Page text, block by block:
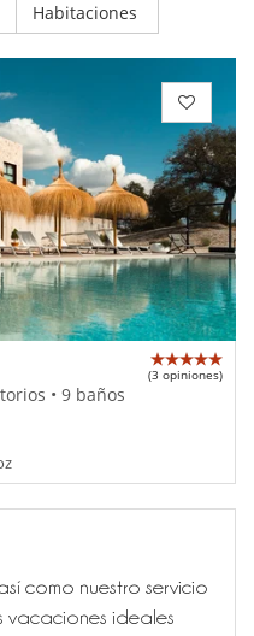
Habitaciones
(3 opiniones)
• 9 baños
como nuestro servicio
vacaciones ideales